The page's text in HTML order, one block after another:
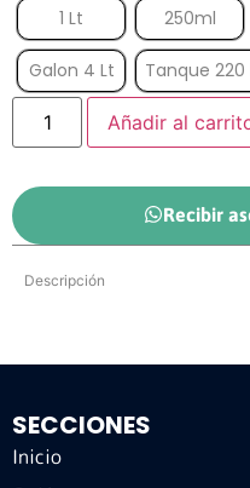
1 Lt 250ml
Galon 4 Lt Tanque 220
Añadir al
Recibir
Descripción
SECCIONES
Inicio